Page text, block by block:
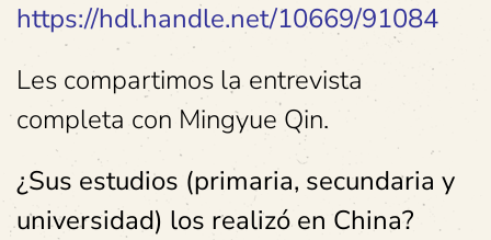
https://hdl.handle.net/10669/91084
Les compartimos la entrevista
completa con Mingyue Qin.
¿Sus estudios (primaria, secundaria y
universidad) los realizó en China?